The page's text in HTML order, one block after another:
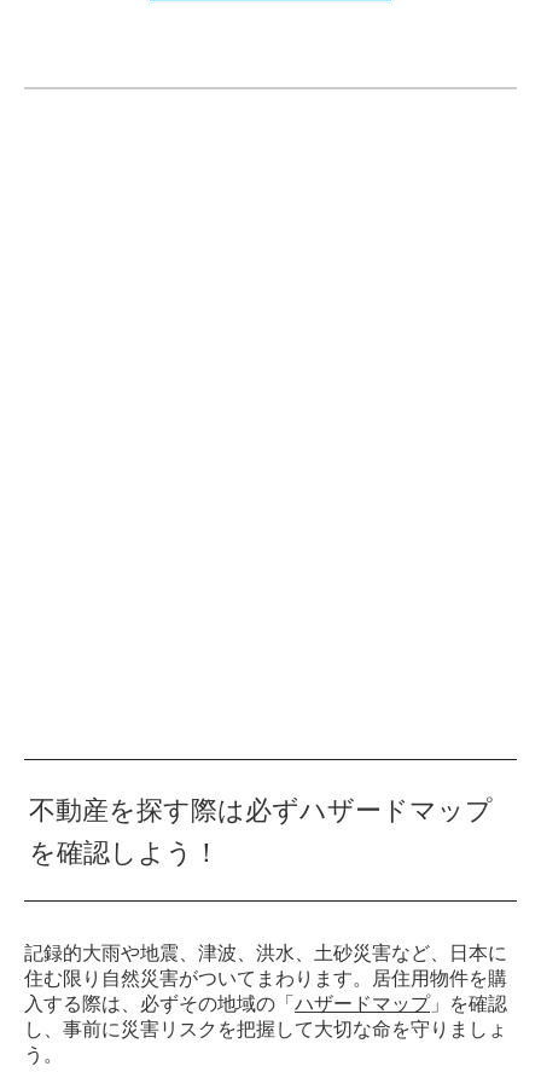
不動産を探す際は必ずハザードマップ
を確認しよう！
記録的大雨や地震、津波、洪水、土砂災害など、日本に
住む限り自然災害がついてまわります。居住用物件を購
入する際は、必ずその地域の「 ハザードマップ」を確認
し、事前に災害リスクを把握して大切な命を守りましょ
う。